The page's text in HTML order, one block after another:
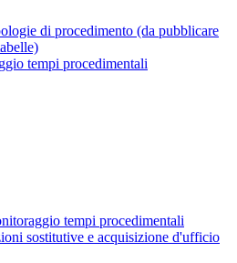
di procedimento (da pubblicare
tempi procedimentali
tempi procedimentali
sostitutive e acquisizione d'ufficio